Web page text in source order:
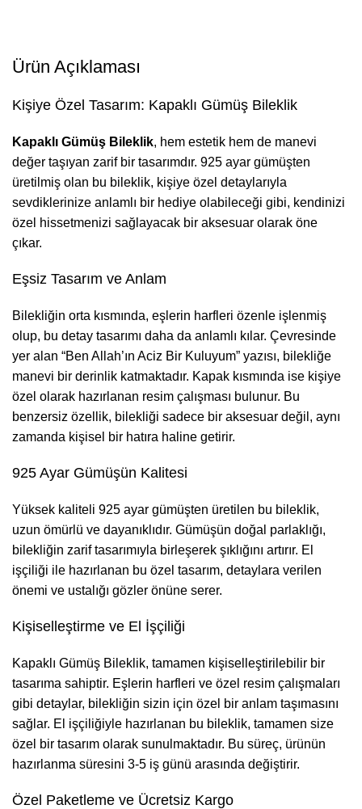
Ürün Açıklaması
Kişiye Özel Tasarım: Kapaklı Gümüş Bileklik
Kapaklı Gümüş Bileklik, hem estetik hem de manevi
değer taşıyan zarif bir tasarımdır. 925 ayar gümüşten
üretilmiş olan bu bileklik, kişiye özel detaylarıyla
sevdiklerinize anlamlı bir hediye olabileceği gibi, kendinizi
özel hissetmenizi sağlayacak bir aksesuar olarak öne
çıkar.
Eşsiz Tasarım ve Anlam
Bilekliğin orta kısmında, eşlerin harfleri özenle işlenmiş
olup, bu detay tasarımı daha da anlamlı kılar. Çevresinde
yer alan “Ben Allah’ın Aciz Bir Kuluyum” yazısı, bilekliğe
manevi bir derinlik katmaktadır. Kapak kısmında ise kişiye
özel olarak hazırlanan resim çalışması bulunur. Bu
benzersiz özellik, bilekliği sadece bir aksesuar değil, aynı
zamanda kişisel bir hatıra haline getirir.
925 Ayar Gümüşün Kalitesi
Yüksek kaliteli 925 ayar gümüşten üretilen bu bileklik,
uzun ömürlü ve dayanıklıdır. Gümüşün doğal parlaklığı,
bilekliğin zarif tasarımıyla birleşerek şıklığını artırır. El
işçiliği ile hazırlanan bu özel tasarım, detaylara verilen
önemi ve ustalığı gözler önüne serer.
Kişiselleştirme ve El İşçiliği
Kapaklı Gümüş Bileklik, tamamen kişiselleştirilebilir bir
tasarıma sahiptir. Eşlerin harfleri ve özel resim çalışmaları
gibi detaylar, bilekliğin sizin için özel bir anlam taşımasını
sağlar. El işçiliğiyle hazırlanan bu bileklik, tamamen size
özel bir tasarım olarak sunulmaktadır. Bu süreç, ürünün
hazırlanma süresini 3-5 iş günü arasında değiştirir.
Özel Paketleme ve Ücretsiz Kargo